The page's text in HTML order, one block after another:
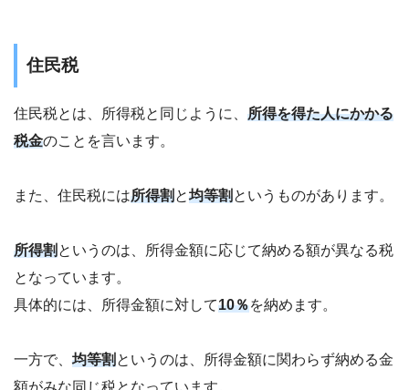
住民税
住民税とは、所得税と同じように、 所得を得た人にかかる
税金のことを言います。
また、住民税には所得割 と均等割 というものがあります。
所得割 というのは、所得金額に応じて納める額が異なる税
となっています。
具体的には、所得金額に対して10％を納めます。
一方で、 均等割 というのは、所得金額に関わらず納める金
額がみな同じ税となっています。